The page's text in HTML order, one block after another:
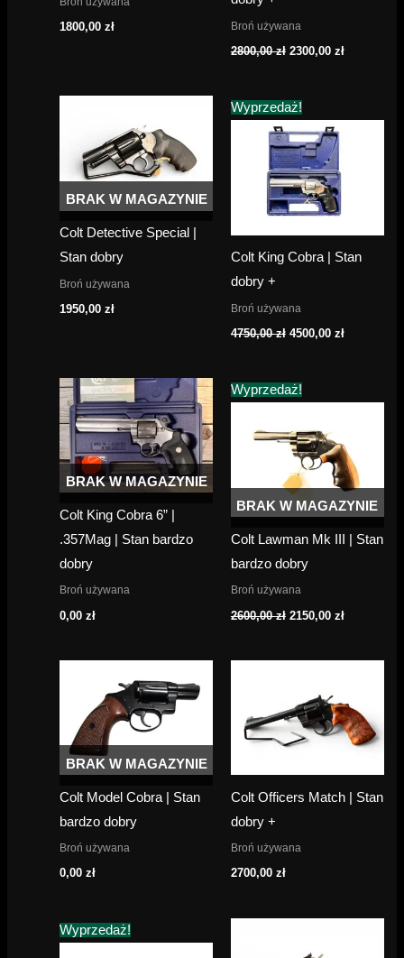
1800,00zł Broń używana
2800,00zł Pierwotna
2300,00 złAktualna
BRAK W MAGAZYNIE
Colt Detective Special |
Stan dobry
Broń używana
1950,00zł
Wyprzedaż!
Colt King Cobra | Stan
dobry +
Broń używana
4750,00zł Pierwotna
4500,00 złAktualna
BRAK W MAGAZYNIE
Colt King Cobra 6” |
.357Mag | Stan bardzo
dobry
Broń używana
0,00zł
Wyprzedaż!
BRAK W MAGAZYNIE
Colt Lawman Mk III | Stan
bardzo dobry
Broń używana
2600,00zł Pierwotna
2150,00 złAktualna
BRAK W MAGAZYNIE
Colt Model Cobra | Stan
bardzo dobry
Broń używana
0,00zł
Colt Officers Match | Stan
dobry +
Broń używana
2700,00 zł
Wyprzedaż!